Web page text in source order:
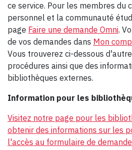
ce service. Pour les membres du
personnel et la communauté
page Faire une demande Omni.
de vos demandes dans Mon
Vous trouverez ci-dessous
procédures ainsi que des
bibliothèques externes.
Information pour les
Visitez notre page pour les
obtenir des informations sur les
l'accès au formulaire de